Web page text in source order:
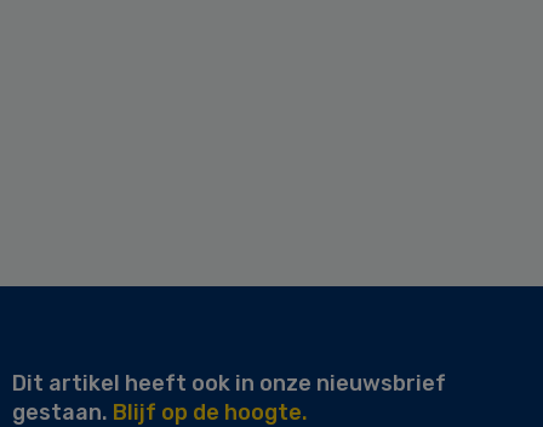
Dit artikel heeft ook in onze nieuwsbrief
gestaan. Blijf op de hoogte.